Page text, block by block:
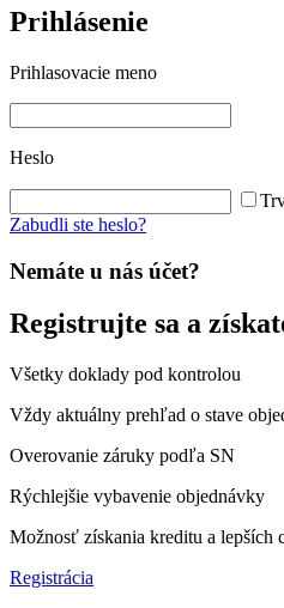
Prihlásenie
Prihlasovacie meno
Heslo
Zabudli ste heslo?
Nemáte u nás účet?
Registrujte sa a
Všetky doklady pod kontrolou
Vždy aktuálny prehľad o stave
Overovanie záruky podľa SN
Rýchlejšie vybavenie objednávky
Možnosť získania kreditu a lepších
Registrácia